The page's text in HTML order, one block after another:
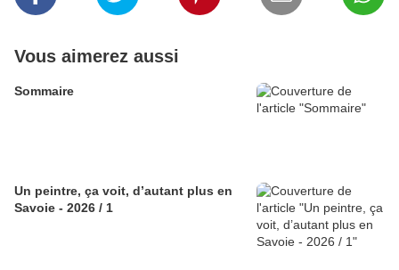
Vous aimerez aussi
Sommaire
Un peintre, ça voit, d’autant plus en
Savoie - 2026 / 1